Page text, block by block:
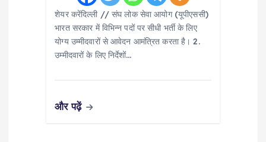
शेयर करेंदिल्ली // संघ लोक सेवा आयोग (यूपीएससी)
भारत सरकार में विभिन्न पदों पर सीधी भर्ती के लिए
योग्य उम्मीदवारों से आवेदन आमंत्रित करता है। 2.
उम्मीदवारों के लिए निर्देशों…
और पढ़ें